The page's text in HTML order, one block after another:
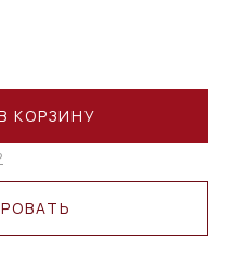
КОРЗИНУ